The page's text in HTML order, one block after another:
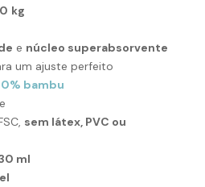
kg
e núcleo superabsorvente
um ajuste perfeito
bambu
sem látex, PVC ou
ml